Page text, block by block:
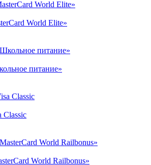
World Elite»
питание»
Classic
World Railbonus»